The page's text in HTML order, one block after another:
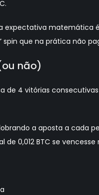
expectativa matemática
que na prática não
não)
4 vitórias
a aposta a cada
de 0,012 BTC se vencesse